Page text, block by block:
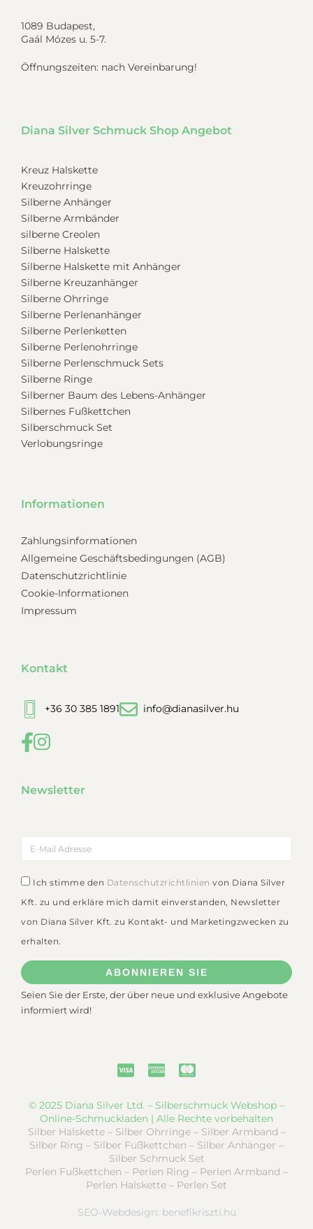
1089 Budapest,
Gaál Mózes u. 5-7.
Öffnungszeiten: nach Vereinbarung!
Diana Silver Schmuck Shop Angebot
Kreuz Halskette
Kreuzohrringe
Silberne Anhänger
Silberne Armbänder
silberne Creolen
Silberne Halskette
Silberne Halskette mit Anhänger
Silberne Kreuzanhänger
Silberne Ohrringe
Silberne Perlenanhänger
Silberne Perlenketten
Silberne Perlenohrringe
Silberne Perlenschmuck Sets
Silberne Ringe
Silberner Baum des Lebens-Anhänger
Silbernes Fußkettchen
Silberschmuck Set
Verlobungsringe
Informationen
Zahlungsinformationen
Allgemeine Geschäftsbedingungen (AGB)
Datenschutzrichtlinie
Cookie-Informationen
Impressum
Kontakt
+36 30 385 1891 info@dianasilver.hu
Newsletter
Ich stimme den Datenschutzrichtlinien von Diana Silver
Kft. zu und erkläre mich damit einverstanden, Newsletter
von Diana Silver Kft. zu Kontakt- und Marketingzwecken zu
erhalten.
ABONNIEREN SIE
Seien Sie der Erste, der über neue und exklusive Angebote
informiert wird!
© 2025 Diana Silver Ltd. – Silberschmuck Webshop –
Online-Schmuckladen | Alle Rechte vorbehalten
Silber Halskette – Silber Ohrringe – Silber Armband –
Silber Ring – Silber Fußkettchen – Silber Anhänger –
Silber Schmuck Set
Perlen Fußkettchen – Perlen Ring – Perlen Armband –
Perlen Halskette – Perlen Set
SEO-Webdesign: benefikriszti.hu